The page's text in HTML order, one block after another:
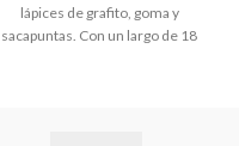
lápices de grafito, goma y
sacapuntas. Con un largo de 18